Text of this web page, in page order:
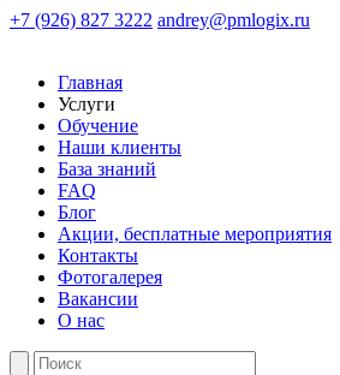
+7 (926) 827 3222 andrey@pmlogix.ru
Главная
Услуги
Обучение
Наши клиенты
База знаний
FAQ
Блог
Акции, бесплатные мероприятия
Контакты
Фотогалерея
Вакансии
О нас